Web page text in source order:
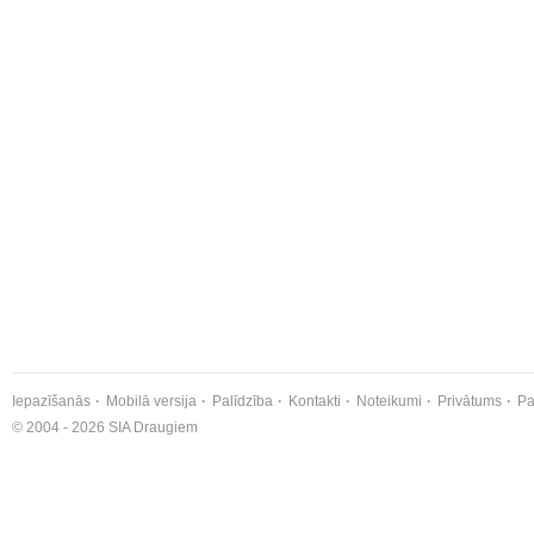
Iepazīšanās Mobilā versija Palīdzība Kontakti Noteikumi Privātums
© 2004 - 2026 SIA Draugiem